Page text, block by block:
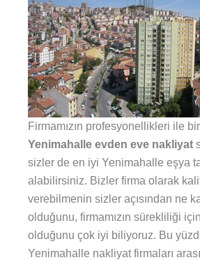
Firmamızın profesyonellikleri ile
Yenimahalle evden eve nakliyat
sizler de en iyi Yenimahalle eşya
alabilirsiniz. Bizler firma olarak
verebilmenin sizler açısından ne
olduğunu, firmamızın sürekliliği
olduğunu çok iyi biliyoruz. Bu
Yenimahalle nakliyat firmaları